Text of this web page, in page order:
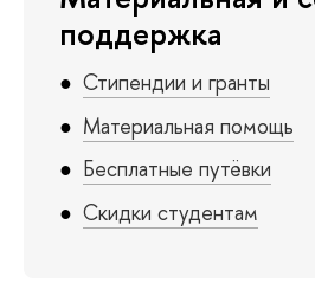
поддержка
Стипендии и гранты
Материальная помощь
Бесплатные путёвки
Скидки студентам